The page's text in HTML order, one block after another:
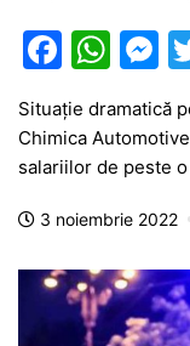
F
c
e
b
o
o
k
W
at
s
A
p
p
s
s
e
g
Situație dramatică
Chimica
salariilor de peste
3 noiembrie 2022